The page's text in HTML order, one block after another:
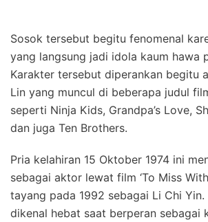
Sosok tersebut begitu fenomenal
yang langsung jadi idola kaum hawa
Karakter tersebut diperankan begitu
Lin yang muncul di beberapa judul
seperti Ninja Kids, Grandpa’s Love,
dan juga Ten Brothers.
Pria kelahiran 15 Oktober 1974 ini
sebagai aktor lewat film ‘To Miss
tayang pada 1992 sebagai Li Chi Yin.
dikenal hebat saat berperan sebagai